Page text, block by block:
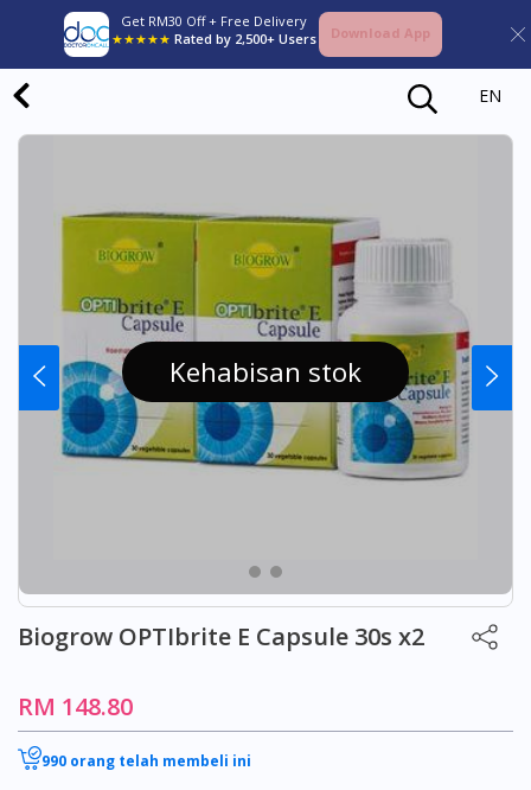
Get RM30 Off + Free Delivery
★★★★★ Rated by 2,500+ Users Download App
EN
Kehabisan stok
Biogrow OPTIbrite E Capsule 30s x2
RM 148.80
990 orang telah membeli ini